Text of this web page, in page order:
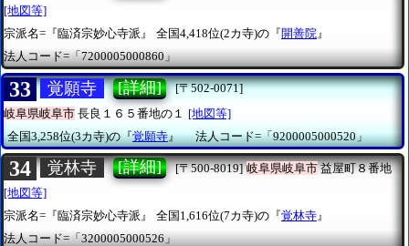
[地図等]
宗派名=『臨済宗妙心寺派』
全国4,418位(2カ寺)の『開善院』
法人コード=「7200005000860」
33 覚願寺 [詳細]
[〒502-0071]
岐阜県岐阜市 長良１６５番地の１
[地図等]
全国3,258位(3カ寺)の『覚願寺』 法人コード=「9200005000520」
34 覚林寺 [詳細] [〒500-8019] 岐阜県岐阜市益屋町８番地
[地図等]
宗派名=『臨済宗妙心寺派』
全国1,616位(7カ寺)の『覚林寺 』
法人コード=「3200005000526」